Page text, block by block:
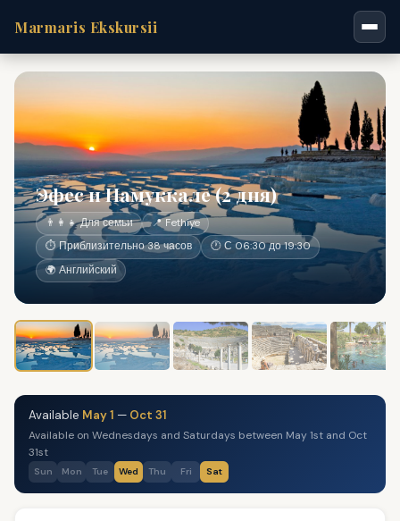
Marmaris Ekskursii
Эфес и Памуккале (2 дня)
👨‍👩‍👧 Для семьи
📍 Fethiye
⏱ Приблизительно 38 часов
🕐 С 06:30 до 19:30
🌍 Английский
Available May 1 — Oct 31
Available on Wednesdays and Saturdays between May 1st and Oct
31st
Sun Mon Tue Wed Thu Fri Sat